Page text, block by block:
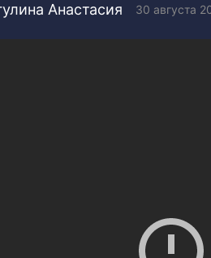
Анастасия 30 августа